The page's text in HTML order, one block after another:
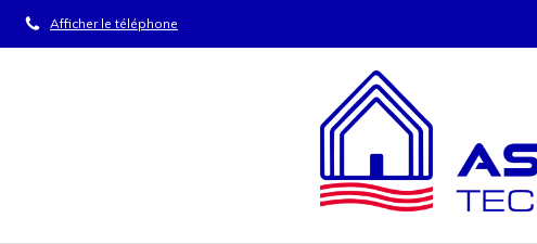
Afficher le téléphone